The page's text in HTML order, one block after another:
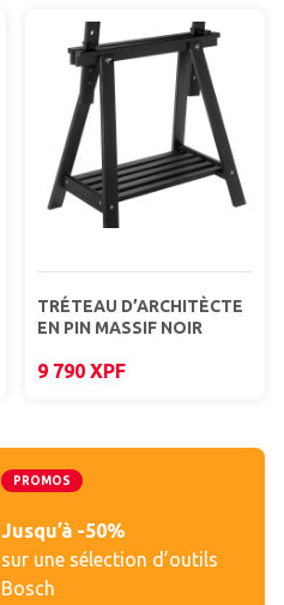
TRÉTEAU D’ARCHITÈCTE
EN PIN MASSIF NOIR
9 790XPF
PROMOS
Jusqu’à -50%
sur une sélection d’outils
Bosch